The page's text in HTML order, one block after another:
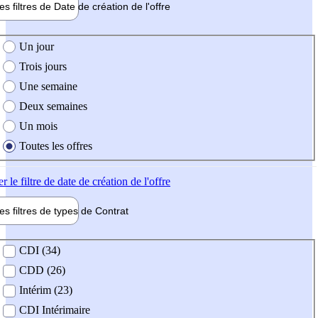
filtres de Date de création de l'offre
création de l'offre
Un jour
Trois jours
Une semaine
Deux semaines
Un mois
Toutes les offres
le filtre de date de création de l'offre
filtres de types de Contrat
contrat
CDI (34)
CDD (26)
Intérim (23)
CDI Intérimaire